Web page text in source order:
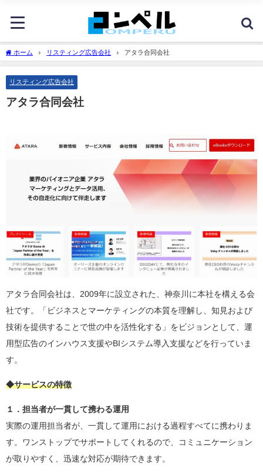
ホーム リスティング広告会社 アタラ合同会社
リスティング広告会社
アタラ合同会社
アタラ合同会社は、2009年に設立された、神奈川に本社を構える会
社です。「ビジネスとマーケティングの本質を理解し、知見および
技術を提供することで世の中を活性化する」をビジョンとして、運
用型広告のインハウス支援やBIシステム導入支援などを行っていま
す。
◆サービスの特徴
１．担当者が一貫して携わる運用
実際の運用担当者が、一貫して運用における過程すべてに携わりま
す。ワンストップでサポートしてくれるので、コミュニケーション
が取りやすく、迅速な対応が期待できます。